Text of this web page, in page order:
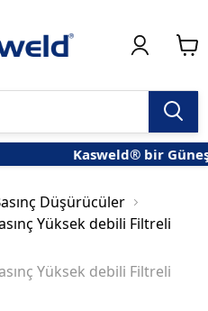
Kasweld® bir Güneş
Düşürücüler
Yüksek debili Filtreli
Yüksek debili Filtreli